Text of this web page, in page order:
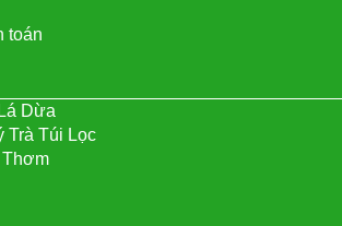
toán
Dừa
Trà Túi Lọc
Thơm